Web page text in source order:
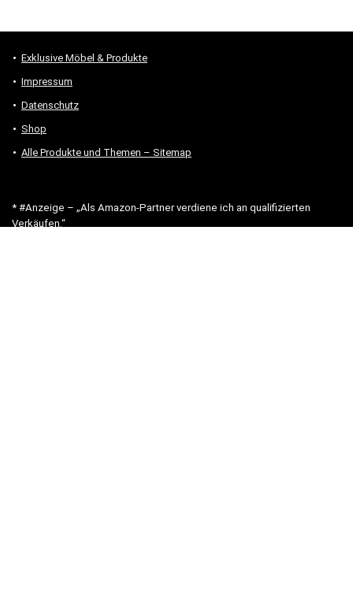
Exklusive Möbel & Produkte
Impressum
Datenschutz
Shop
Alle Produkte und Themen – Sitemap
* #Anzeige – „Als Amazon-Partner verdiene ich an qualifizierten
Verkäufen.“